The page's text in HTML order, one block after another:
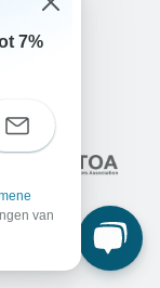
7%
van